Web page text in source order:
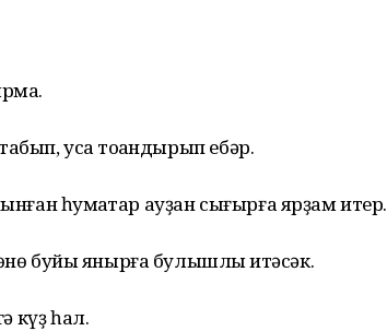
усаҡ тоҡандырып ебәр.
һуҡмаҡтар ауҙан сығырға ярҙам итер.
буйы янырға булышлыҡ итәсәк.
күҙ һал.